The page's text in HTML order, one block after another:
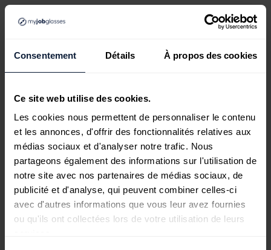
Consentement Détails À propos des cookies
Ce site web utilise des cookies.
Les cookies nous permettent de personnaliser le contenu
et les annonces, d'offrir des fonctionnalités relatives aux
médias sociaux et d'analyser notre trafic. Nous
partageons également des informations sur l'utilisation de
notre site avec nos partenaires de médias sociaux, de
publicité et d'analyse, qui peuvent combiner celles-ci
avec d'autres informations que vous leur avez fournies
ou qu'ils ont collectées lors de votre utilisation de leurs